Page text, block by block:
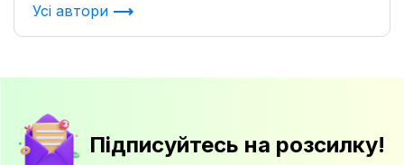
Усі автори
Підписуйтесь на розсилку!